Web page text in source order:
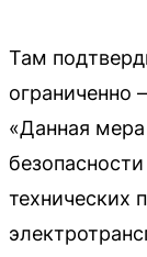
Там
ограниченно
«Данная
технических